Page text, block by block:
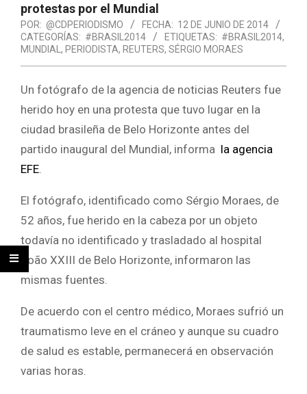
protestas por el Mundial
POR: @CDPERIODISMO FECHA: 12 DE JUNIO DE 2014
CATEGORÍAS: #BRASIL2014 ETIQUETAS: #BRASIL2014,
MUNDIAL , PERIODISTA, REUTERS, SÉRGIO MORAES
Un fotógrafo de la agencia de noticias Reuters fue
herido hoy en una protesta que tuvo lugar en la
ciudad brasileña de Belo Horizonte antes del
partido inaugural del Mundial, informa la agencia
EFE
El fotógrafo, identificado como Sérgio Moraes, de
52 años, fue herido en la cabeza por un objeto
todavía no identificado y trasladado al hospital
João XXIII de Belo Horizonte, informaron las
mismas fuentes.
De acuerdo con el centro médico, Moraes sufrió un
traumatismo leve en el cráneo y aunque su cuadro
de salud es estable, permanecerá en observación
varias horas.